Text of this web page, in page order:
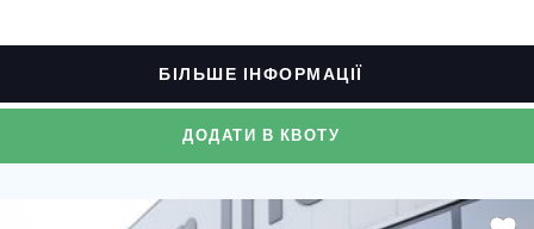
БІЛЬШЕ ІНФОРМАЦІЇ
ДОДАТИ В КВОТУ